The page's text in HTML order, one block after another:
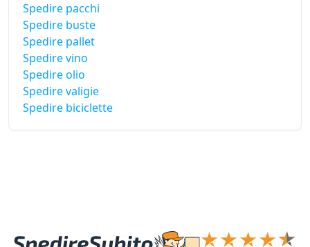
Spedire pacchi
Spedire buste
Spedire pallet
Spedire vino
Spedire olio
Spedire valigie
Spedire biciclette